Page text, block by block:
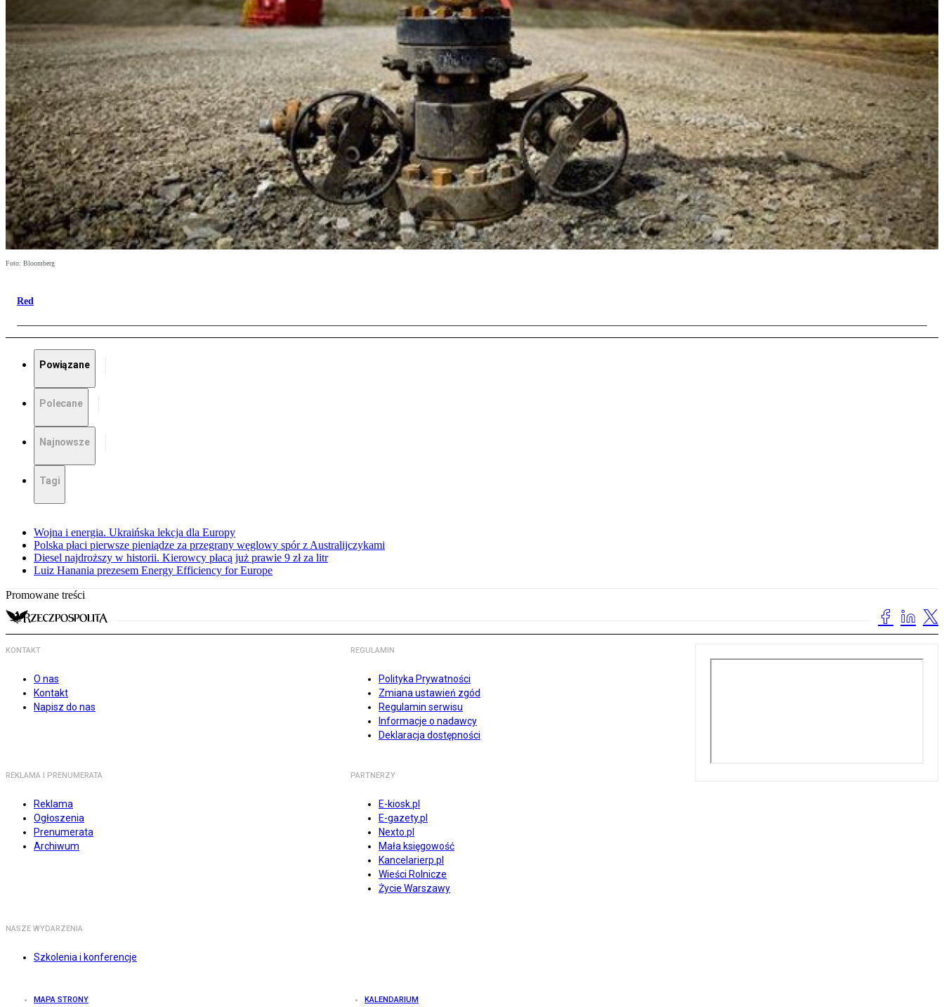
Foto: Bloomberg
Red
Powiązane
Polecane
Najnowsze
Tagi
Wojna i energia. Ukraińska lekcja dla Europy
Polska płaci pierwsze pieniądze za przegrany węglowy spór z Australijczykami
Diesel najdroższy w historii. Kierowcy płacą już prawie 9 zł za litr
Luiz Hanania prezesem Energy Efficiency for Europe
Promowane treści
KONTAKT
O nas
Kontakt
Napisz do nas
REGULAMIN
Polityka Prywatności
Zmiana ustawień zgód
Regulamin serwisu
Informacje o nadawcy
Deklaracja dostępności
REKLAMA I PRENUMERATA
Reklama
Ogłoszenia
Prenumerata
Archiwum
PARTNERZY
E-kiosk.pl
E-gazety.pl
Nexto.pl
Mała księgowość
Kancelarierp.pl
Wieści Rolnicze
Życie Warszawy
NASZE WYDARZENIA
Szkolenia i konferencje
MAPA STRONY KALENDARIUM